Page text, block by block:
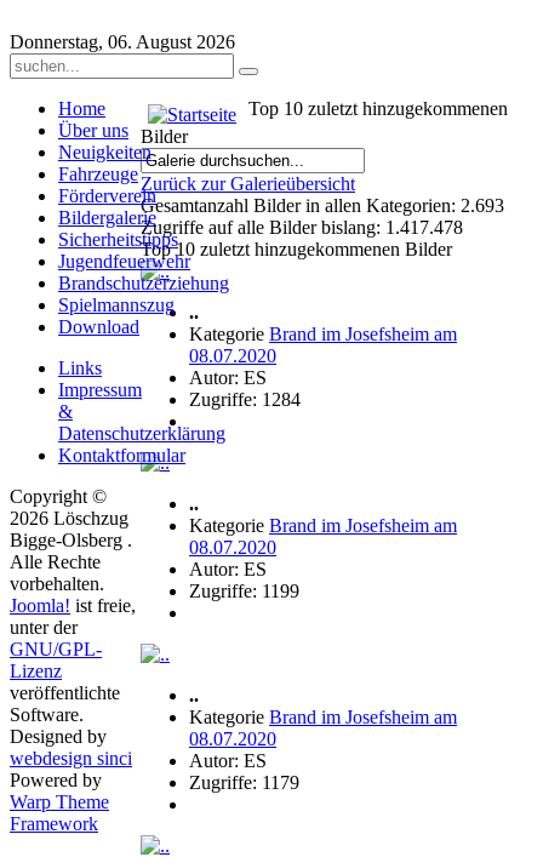
Donnerstag, 06. August 2026
Top 10 zuletzt hinzugekommenen
Bilder
Zurück zur Galerieübersicht
Gesamtanzahl Bilder in allen Kategorien: 2.693
Zugriffe auf alle Bilder bislang: 1.417.478
Top 10 zuletzt hinzugekommenen Bilder
..
Kategorie Brand im Josefsheim am
08.07.2020
Autor: ES
Zugriffe: 1284
..
Kategorie Brand im Josefsheim am
08.07.2020
Autor: ES
Zugriffe: 1199
..
Kategorie Brand im Josefsheim am
08.07.2020
Autor: ES
Zugriffe: 1179
Home
Über uns
Neuigkeiten
Fahrzeuge
Förderverein
Bildergalerie
Sicherheitstipps
Jugendfeuerwehr
Brandschutzerziehung
Spielmannszug
Download
Links
Impressum
&
Datenschutzerklärung
Kontaktformular
Copyright ©
2026 Löschzug
Bigge-Olsberg .
Alle Rechte
vorbehalten.
Joomla! ist freie,
unter der
GNU/GPL-
Lizenz
veröffentlichte
Software.
Designed by
webdesign sinci
Powered by
Warp Theme
Framework